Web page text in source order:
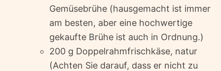
Gemüsebrühe (hausgemacht ist immer
am besten, aber eine hochwertige
gekaufte Brühe ist auch in Ordnung.)
200 g Doppelrahmfrischkäse, natur
(Achten Sie darauf, dass er nicht zu